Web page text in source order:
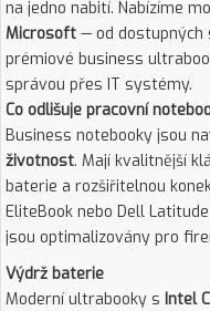
na jedno nabití. Nabízíme
Microsoft — od dostupných
prémiové business
správou přes IT systémy.
Co odlišuje pracovní
Business notebooky jsou
životnost. Mají kvalitnější
baterie a rozšiřitelnou
EliteBook nebo Dell
jsou optimalizovány pro
Výdrž baterie
Moderní ultrabooky s Intel